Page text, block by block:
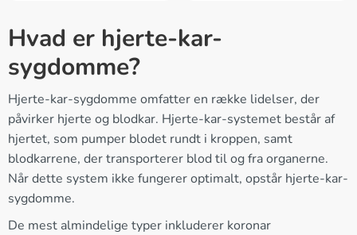
Hvad er hjerte-kar-
sygdomme?
Hjerte-kar-sygdomme omfatter en række lidelser, der
påvirker hjerte og blodkar. Hjerte-kar-systemet består af
hjertet, som pumper blodet rundt i kroppen, samt
blodkarrene, der transporterer blod til og fra organerne.
Når dette system ikke fungerer optimalt, opstår hjerte-kar-
sygdomme.
De mest almindelige typer inkluderer koronar